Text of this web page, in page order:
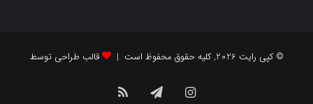
© کپی رایت 2026, کلیه حقوق محفوظ است | قالب طراحی توسط
اینستاگرامتلگرامخوراک